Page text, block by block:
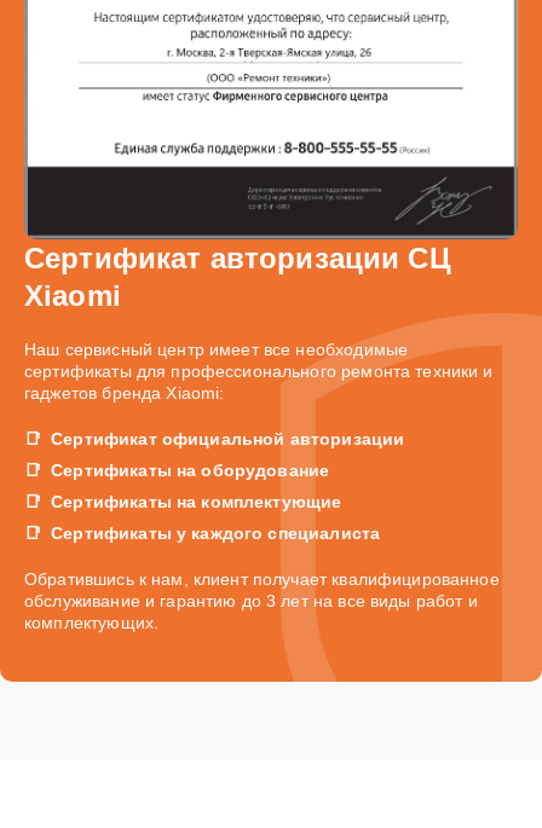
Сертификат авторизации СЦ
Xiaomi
Наш сервисный центр имеет все необходимые
сертификаты для профессионального ремонта техники и
гаджетов бренда Xiaomi:
Сертификат официальной авторизации
Сертификаты на оборудование
Сертификаты на комплектующие
Сертификаты у каждого специалиста
Обратившись к нам, клиент получает квалифицированное
обслуживание и гарантию до 3 лет на все виды работ и
комплектующих.